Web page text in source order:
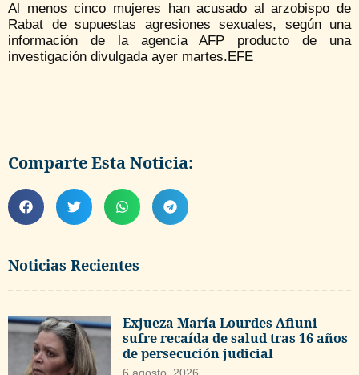
Noticias Recientes
Exjueza María Lourdes Afiuni
sufre recaída de salud tras 16 años
de persecución judicial
Al menos cinco mujeres han acusado al arzobispo de
Rabat de supuestas agresiones sexuales, según una
información de la agencia AFP producto de una
investigación divulgada ayer martes.EFE
Comparte Esta Noticia: